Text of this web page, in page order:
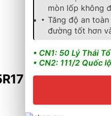
107H
mòn lốp không
Tăng độ an
đường tốt hơn
• CN1: 50 Lý Thái
• CN2: 111/2 Quốc